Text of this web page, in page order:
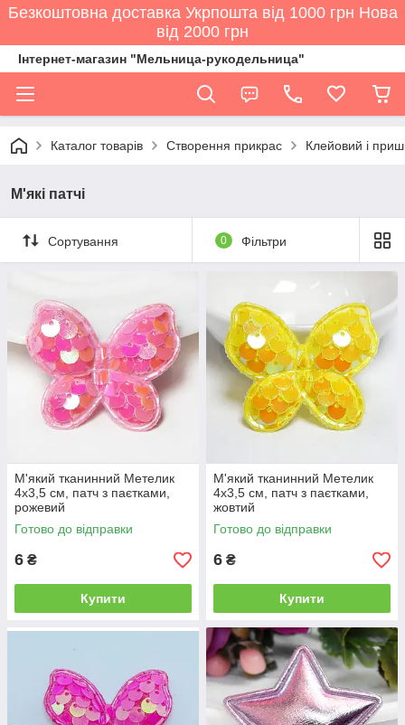
Безкоштовна доставка Укрпошта від 1000 грн Нова
від 2000 грн
Інтернет-магазин "Мельница-рукодельница"
Каталог товарів Створення прикрас Клейовий і
М'які патчі
Сортування 0 Фільтри
М'який тканинний Метелик
4х3,5 см, патч з паєтками,
рожевий
Готово до відправки
6 ₴
Купити
М'який тканинний Метелик
4х3,5 см, патч з паєтками,
жовтий
Готово до відправки
6 ₴
Купити